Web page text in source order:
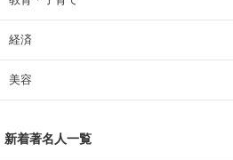
経済
美容
新着著名人一覧